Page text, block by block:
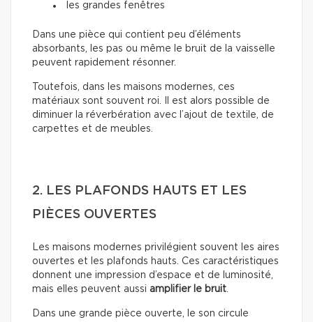
les grandes fenêtres
Dans une pièce qui contient peu d’éléments
absorbants, les pas ou même le bruit de la vaisselle
peuvent rapidement résonner.
Toutefois, dans les maisons modernes, ces
matériaux sont souvent roi. Il est alors possible de
diminuer la réverbération avec l’ajout de textile, de
carpettes et de meubles.
2. LES PLAFONDS HAUTS ET LES
PIÈCES OUVERTES
Les maisons modernes privilégient souvent les aires
ouvertes et les plafonds hauts. Ces caractéristiques
donnent une impression d’espace et de luminosité,
mais elles peuvent aussi amplifier le bruit.
Dans une grande pièce ouverte, le son circule